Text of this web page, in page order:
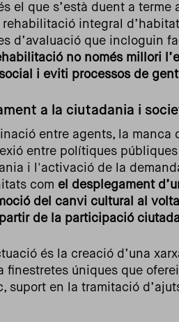
el que s’està duent a terme
integral
d’avaluació que incloguin
no només millori
i eviti processos de
a la ciutadania i
entre agents, la manca
entre polítiques
i l'activació de la
com el desplegament
del canvi cultural al
de la participació
és la creació d’una
finestretes úniques que
suport en la tramitació